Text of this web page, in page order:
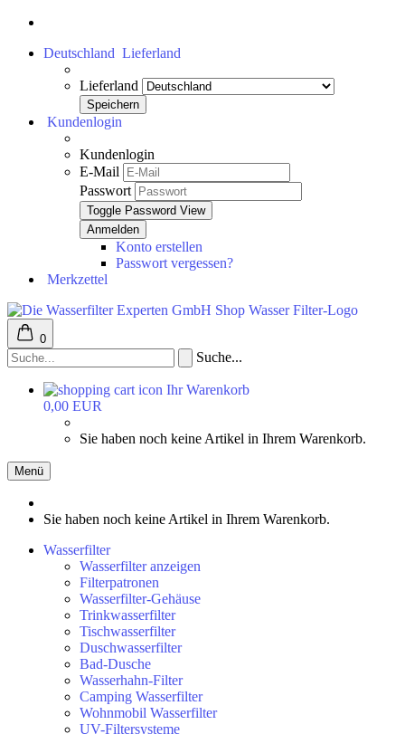
Deutschland Lieferland
Lieferland
Kundenlogin
Kundenlogin
E-Mail
Passwort
Toggle Password View
Konto erstellen
Passwort vergessen?
Merkzettel
0
Suche...
Ihr Warenkorb
0,00 EUR
Sie haben noch keine Artikel in Ihrem Warenkorb.
Menü
Sie haben noch keine Artikel in Ihrem Warenkorb.
Wasserfilter
Wasserfilter anzeigen
Filterpatronen
Wasserfilter-Gehäuse
Trinkwasserfilter
Tischwasserfilter
Duschwasserfilter
Bad-Dusche
Wasserhahn-Filter
Camping Wasserfilter
Wohnmobil Wasserfilter
UV-Filtersysteme